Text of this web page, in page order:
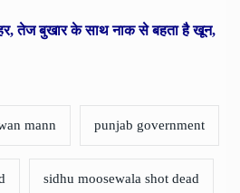
तेज बुखार के साथ नाक से बहता है खून,
mann punjab government
sidhu moosewala shot dead